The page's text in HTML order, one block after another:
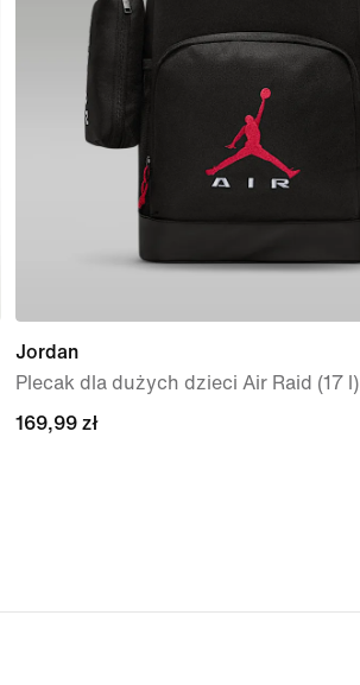
Jordan
Plecak dla dużych dzieci Air Raid (17 l)
169,99 zł
169,99 zł